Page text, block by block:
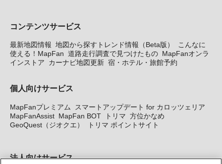
コンテンツサービス
最新地図情報 地図から探すトレンド情報（Beta版）
こんなに
使える！MapFan 道路走行調査で見つけたもの MapFanオンラ
インストア
カーナビ地図更新 宿・ホテル・旅館予約
個人向けサービス
MapFanプレミアム
スマートアップデート for カロッツェリア
MapFanAssist MapFan BOT トリマ 方位かなめ
GeoQuest（ジオクエ）
トリマ ポイントサイト
法人向けサービス